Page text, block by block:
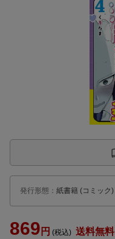
発行形態 ： 紙書籍 (コミック)
869 円 (税込) 送料無料